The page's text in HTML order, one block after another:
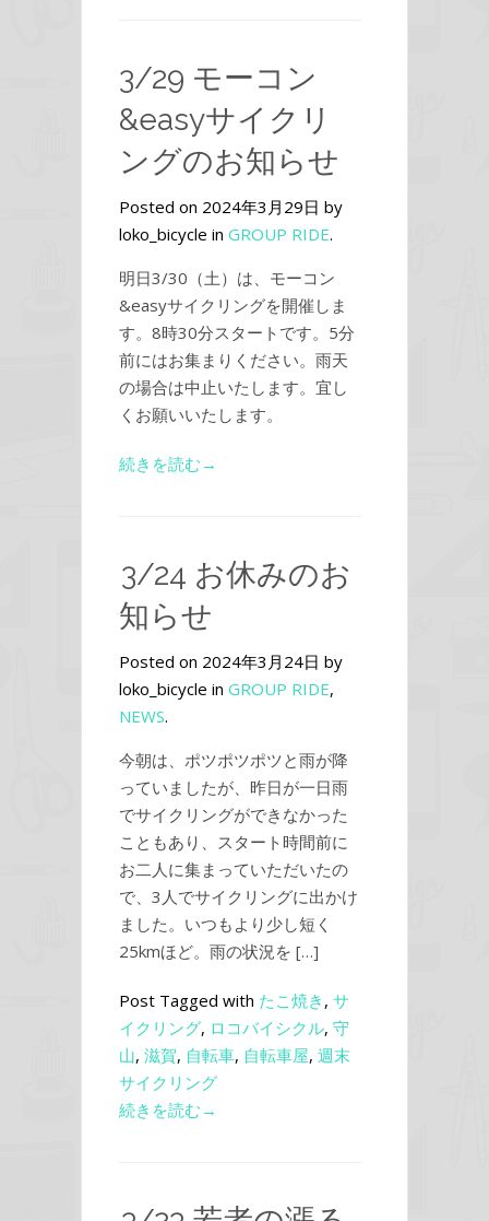
3/29 モーコン
&easyサイクリ
ングのお知らせ
Posted on 2024年3月29日 by
loko_bicycle in GROUP RIDE.
明日3/30（土）は、モーコン
&easyサイクリングを開催しま
す。8時30分スタートです。5分
前にはお集まりください。雨天
の場合は中止いたします。宜し
くお願いいたします。
続きを読む→
3/24 お休みのお
知らせ
Posted on 2024年3月24日 by
loko_bicycle in GROUP RIDE,
NEWS.
今朝は、ポツポツポツと雨が降
っていましたが、昨日が一日雨
でサイクリングができなかった
こともあり、スタート時間前に
お二人に集まっていただいたの
で、3人でサイクリングに出かけ
ました。いつもより少し短く
25kmほど。雨の状況を […]
Post Tagged with たこ焼き , サ
イクリング, ロコバイシクル, 守
山, 滋賀, 自転車, 自転車屋, 週末
サイクリング
続きを読む→